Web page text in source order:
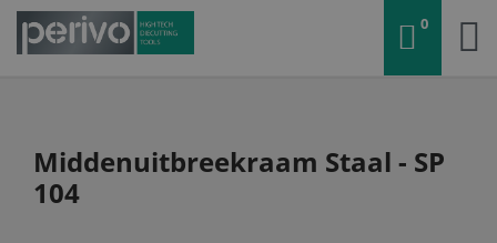
0
Middenuitbreekraam Staal - SP
104